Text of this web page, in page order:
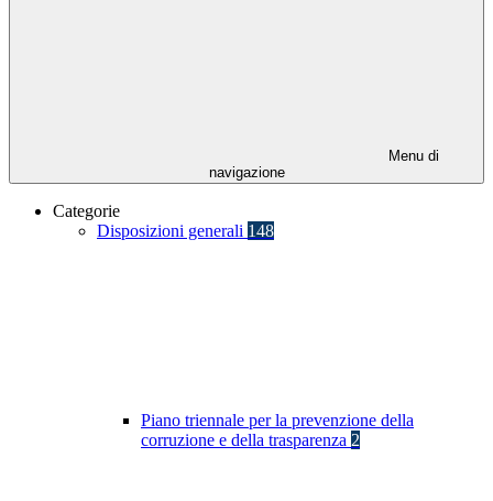
Menu di
navigazione
Categorie
Disposizioni generali 148
Piano triennale per la prevenzione della
corruzione e della trasparenza 2